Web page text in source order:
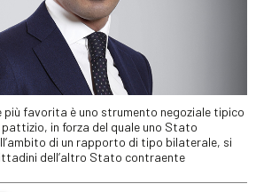
più favorita è uno strumento negoziale tipico
in forza del quale uno Stato
di un rapporto di tipo bilaterale, si
dell’altro Stato contraente